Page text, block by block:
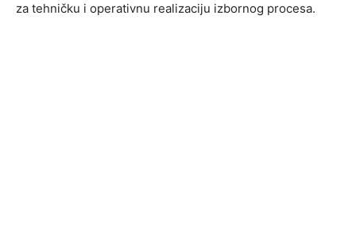
za tehničku i operativnu realizaciju izbornog procesa.